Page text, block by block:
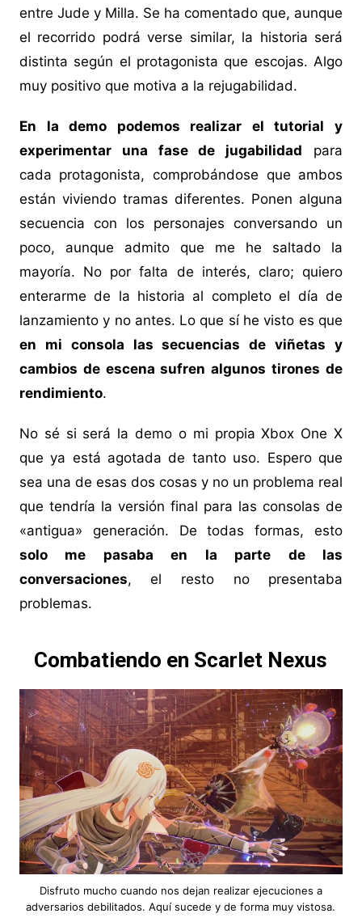
entre Jude y Milla. Se ha comentado que, aunque
el recorrido podrá verse similar, la historia será
distinta según el protagonista que escojas. Algo
muy positivo que motiva a la rejugabilidad.
En la demo podemos realizar el tutorial y
experimentar una fase de jugabilidad para
cada protagonista, comprobándose que ambos
están viviendo tramas diferentes. Ponen alguna
secuencia con los personajes conversando un
poco, aunque admito que me he saltado la
mayoría. No por falta de interés, claro; quiero
enterarme de la historia al completo el día de
lanzamiento y no antes. Lo que sí he visto es que
en mi consola las secuencias de viñetas y
cambios de escena sufren algunos tirones de
rendimiento.
No sé si será la demo o mi propia Xbox One X
que ya está agotada de tanto uso. Espero que
sea una de esas dos cosas y no un problema real
que tendría la versión final para las consolas de
«antigua» generación. De todas formas, esto
solo me pasaba en la parte de las
conversaciones, el resto no presentaba
problemas.
Combatiendo en Scarlet Nexus
Disfruto mucho cuando nos dejan realizar ejecuciones a
adversarios debilitados. Aquí sucede y de forma muy vistosa.